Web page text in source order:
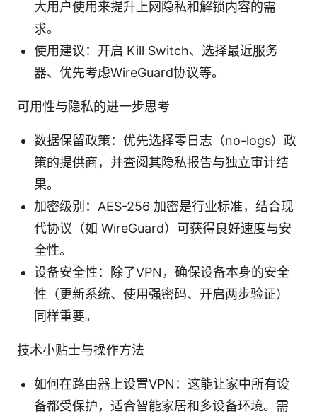
大用户使用来提升上网隐私和解锁内容的需
求。
使用建议：开启 Kill Switch、选择最近服务
器、优先考虑WireGuard协议等。
可用性与隐私的进一步思考
数据保留政策：优先选择零日志（no-logs）政
策的提供商，并查阅其隐私报告与独立审计结
果。
加密级别：AES-256 加密是行业标准，结合现
代协议（如 WireGuard）可获得良好速度与安
全性。
设备安全性：除了VPN，确保设备本身的安全
性（更新系统、使用强密码、开启两步验证）
同样重要。
技术小贴士与操作方法
如何在路由器上设置VPN：这能让家中所有设
备都受保护，适合智能家居和多设备环境。需